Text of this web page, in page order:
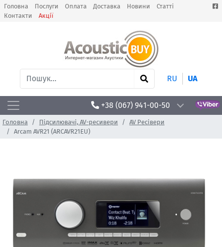
Головна Послуги Оплата Доставка Новини
Статті
Контакти
Акції
RU UA
+38 (067) 941-00-50
Головна Підсилювачі, AV-ресивери
AV Ресівери
Arcam AVR21 (ARCAVR21EU)